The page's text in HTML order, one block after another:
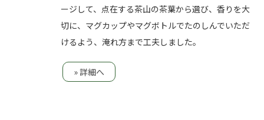
ージして、点在する茶山の茶葉から選び、香りを大
切に、マグカップやマグボトルでたのしんでいただ
けるよう、淹れ方まで工夫しました。
» 詳細へ